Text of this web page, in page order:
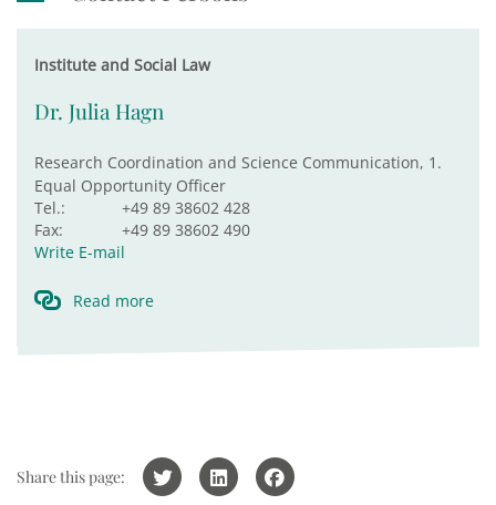
Institute and Social Law
Dr. Julia Hagn
Research Coordination and Science Communication, 1.
Equal Opportunity Officer
Tel.:
+49 89 38602 428
Fax:
+49 89 38602 490
Write E-mail
Read more
Share this page: